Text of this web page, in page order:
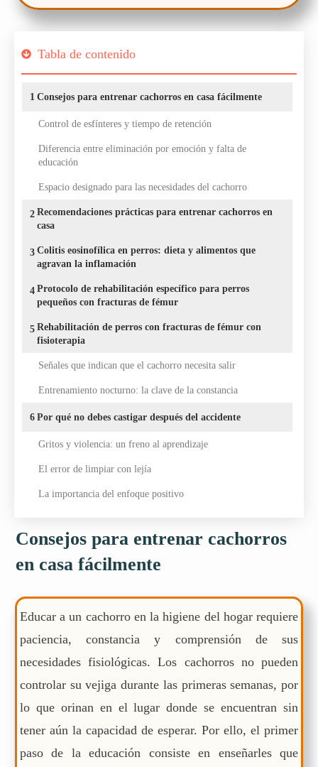
Tabla de contenido
1 Consejos para entrenar cachorros en casa fácilmente
Control de esfínteres y tiempo de retención
Diferencia entre eliminación por emoción y falta de
educación
Espacio designado para las necesidades del cachorro
2 Recomendaciones prácticas para entrenar cachorros en
casa
3 Colitis eosinofílica en perros: dieta y alimentos que
agravan la inflamación
4 Protocolo de rehabilitación específico para perros
pequeños con fracturas de fémur
5 Rehabilitación de perros con fracturas de fémur con
fisioterapia
Señales que indican que el cachorro necesita salir
Entrenamiento nocturno: la clave de la constancia
6 Por qué no debes castigar después del accidente
Gritos y violencia: un freno al aprendizaje
El error de limpiar con lejía
La importancia del enfoque positivo
Consejos para entrenar cachorros
en casa fácilmente
Educar a un cachorro en la higiene del hogar requiere
paciencia, constancia y comprensión de sus
necesidades fisiológicas. Los cachorros no pueden
controlar su vejiga durante las primeras semanas, por
lo que orinan en el lugar donde se encuentran sin
tener aún la capacidad de esperar. Por ello, el primer
paso de la educación consiste en enseñarles que